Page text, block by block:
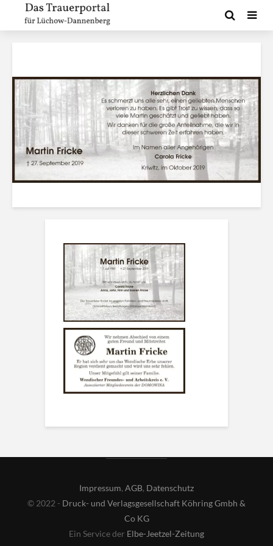
Impressum, AGB, Datenschutz
© 2022 - Druck- und Verlagsgesellschaft Köhring Gmbh &
Co KG
Ein Service der Elbe-Jeetzel-Zeitung